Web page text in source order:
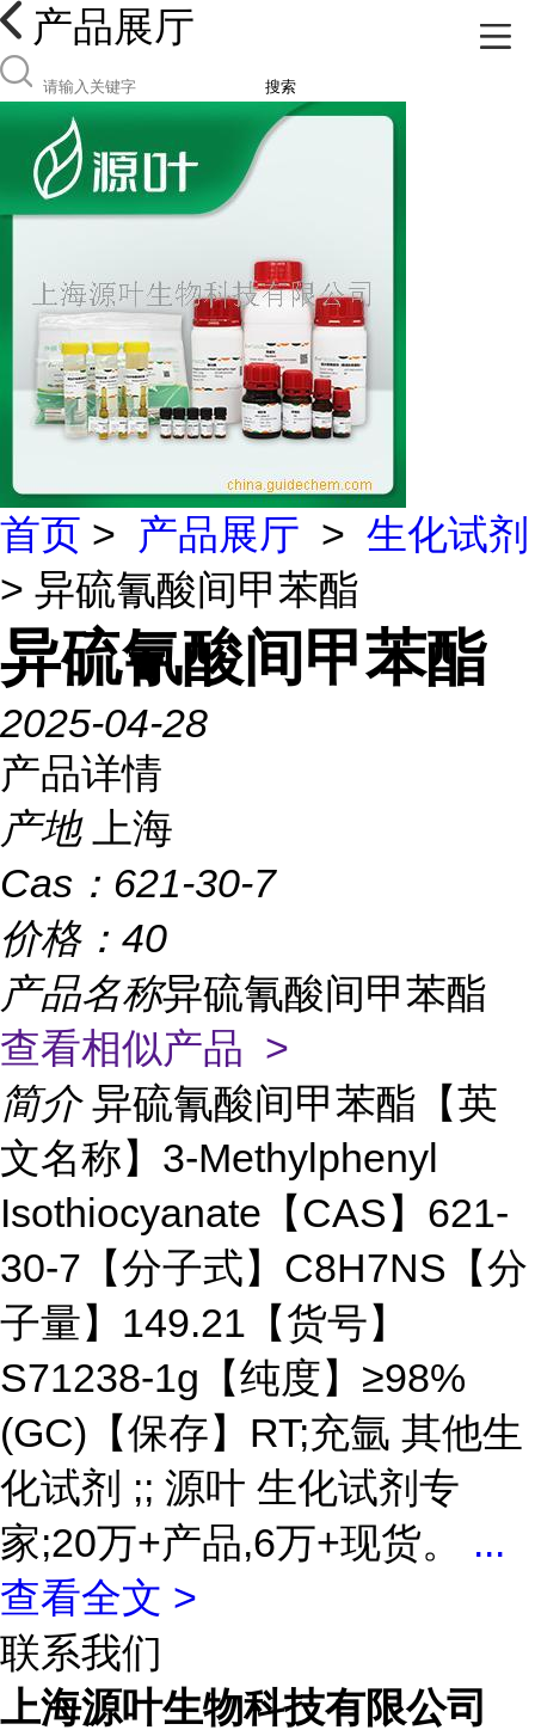
产品展厅
搜索
首页 > 产品展厅 > 生化试剂
> 异硫氰酸间甲苯酯
异硫氰酸间甲苯酯
2025-04-28
产品详情
产地
上海
Cas： 621-30-7
价格： 40
产品名称异硫氰酸间甲苯酯
查看相似产品 >
简介 异硫氰酸间甲苯酯【英
文名称】3-Methylphenyl
Isothiocyanate【CAS】621-
30-7【分子式】C8H7NS【分
子量】149.21【货号】
S71238-1g【纯度】≥98%
(GC)【保存】RT;充氩 其他生
化试剂 ;; 源叶 生化试剂专
家;20万+产品,6万+现货。 ...
查看全文 >
联系我们
上海源叶生物科技有限公司